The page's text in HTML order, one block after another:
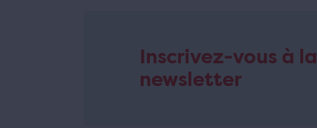
Inscrivez-vous à la
newsletter